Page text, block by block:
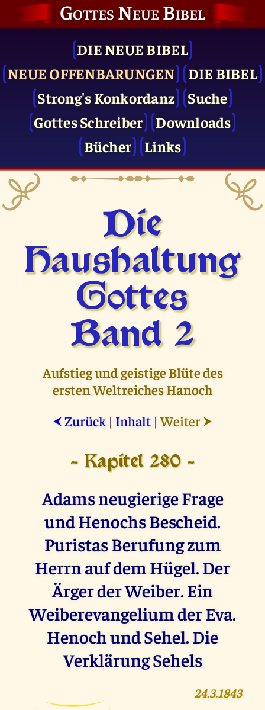
Gottes Neue Bibel
DIE NEUE BIBEL
NEUE OFFENBARUNGEN
DIE BIBEL
Strong's Konkordanz
Suche
Gottes Schreiber
Downloads
Bücher
Links
Die
Haushaltung
Gottes
Band 2
Aufstieg und geistige Blüte des
ersten Weltreiches Hanoch
⮜ Zurück | Inhalt |Weiter ⮞
- Kapitel 280 -
Adams neugierige Frage
und Henochs Bescheid.
Puristas Berufung zum
Herrn auf dem Hügel. Der
Ärger der Weiber. Ein
Weiberevangelium der Eva.
Henoch und Sehel. Die
Verklärung Sehels
24.3.1843